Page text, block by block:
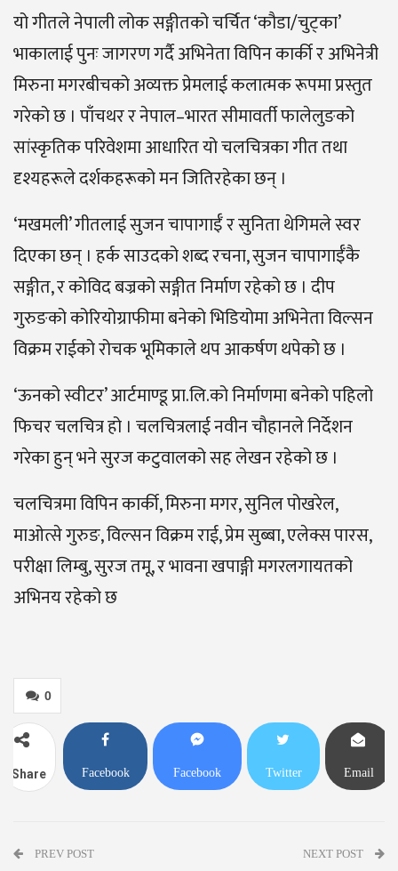
यो गीतले नेपाली लोक सङ्गीतको चर्चित ‘कौडा/चुट्का’
भाकालाई पुनः जागरण गर्दै अभिनेता विपिन कार्की र अभिनेत्री
मिरुना मगरबीचको अव्यक्त प्रेमलाई कलात्मक रूपमा प्रस्तुत
गरेको छ । पाँचथर र नेपाल–भारत सीमावर्ती फालेलुङको
सांस्कृतिक परिवेशमा आधारित यो चलचित्रका गीत तथा
दृश्यहरूले दर्शकहरूको मन जितिरहेका छन् ।
‘मखमली’ गीतलाई सुजन चापागाईँ र सुनिता थेगिमले स्वर
दिएका छन् । हर्क साउदको शब्द रचना, सुजन चापागाईँकै
सङ्गीत, र कोविद बज्रको सङ्गीत निर्माण रहेको छ । दीप
गुरुङको कोरियोग्राफीमा बनेको भिडियोमा अभिनेता विल्सन
विक्रम राईको रोचक भूमिकाले थप आकर्षण थपेको छ ।
‘ऊनको स्वीटर’ आर्टमाण्डू प्रा.लि.को निर्माणमा बनेको पहिलो
फिचर चलचित्र हो । चलचित्रलाई नवीन चौहानले निर्देशन
गरेका हुन् भने सुरज कटुवालको सह लेखन रहेको छ ।
चलचित्रमा विपिन कार्की, मिरुना मगर, सुनिल पोखरेल,
माओत्से गुरुङ, विल्सन विक्रम राई, प्रेम सुब्बा, एलेक्स पारस,
परीक्षा लिम्बु, सुरज तमू, र भावना खपाङ्गी मगरलगायतको
अभिनय रहेको छ
0
Share Facebook Facebook Twitter Email
PREV POST NEXT POST